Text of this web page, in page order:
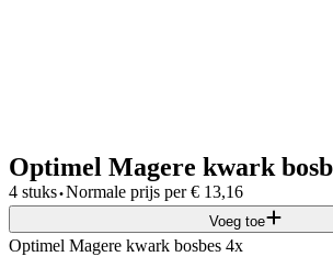
Optimel Magere kwark
4 stuks·Normale prijs per € 13,16
Voeg toe
Optimel Magere kwark bosbes 4x